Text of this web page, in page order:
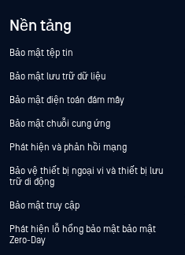
Nền tảng
Bảo mật tệp tin
Bảo mật lưu trữ dữ liệu
Bảo mật điện toán đám mây
Bảo mật chuỗi cung ứng
Phát hiện và phản hồi mạng
Bảo vệ thiết bị ngoại vi và thiết bị lưu
trữ di động
Bảo mật truy cập
Phát hiện lỗ hổng bảo mật bảo mật
Zero-Day